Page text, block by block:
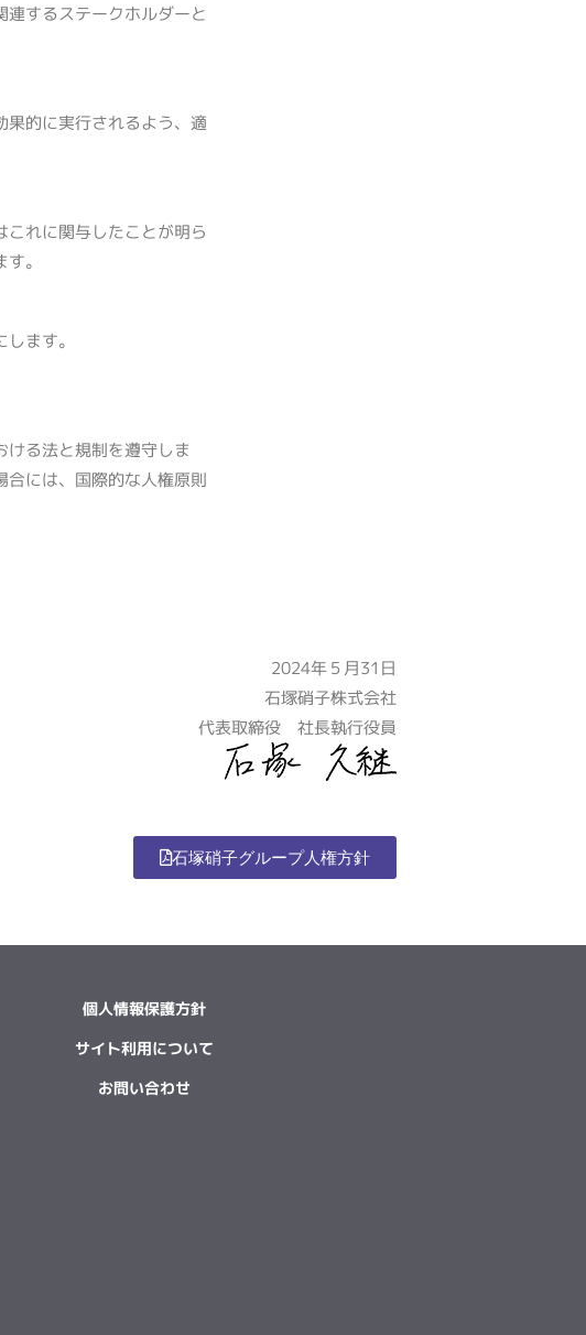
するステークホルダーと
的に実行されるよう、適
れに関与したことが明ら
。
ます。
る法と規制を遵守しま
には、国際的な人権原則
2024年５月31日
石塚硝子株式会社
代表取締役 社長執行役員
石塚硝子グループ人権方針
個人情報保護方針
サイト利用について
お問い合わせ